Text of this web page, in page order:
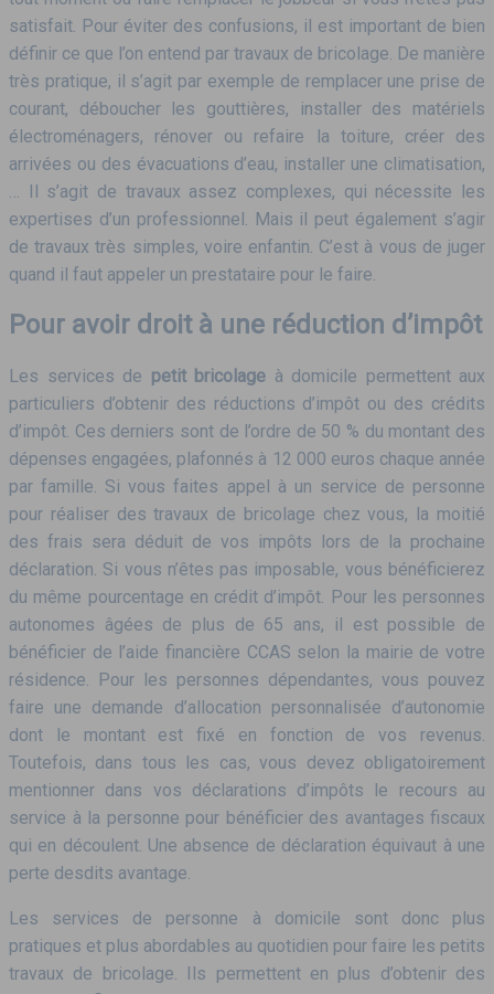
satisfait. Pour éviter des confusions, il est important de bien
définir ce que l’on entend par travaux de bricolage. De manière
très pratique, il s’agit par exemple de remplacer une prise de
courant, déboucher les gouttières, installer des matériels
électroménagers, rénover ou refaire la toiture, créer des
arrivées ou des évacuations d’eau, installer une climatisation,
… Il s’agit de travaux assez complexes, qui nécessite les
expertises d’un professionnel. Mais il peut également s’agir
de travaux très simples, voire enfantin. C’est à vous de juger
quand il faut appeler un prestataire pour le faire.
Pour avoir droit à une réduction d’impôt
Les services de petit bricolage à domicile permettent aux
particuliers d’obtenir des réductions d’impôt ou des crédits
d’impôt. Ces derniers sont de l’ordre de 50 % du montant des
dépenses engagées, plafonnés à 12 000 euros chaque année
par famille. Si vous faites appel à un service de personne
pour réaliser des travaux de bricolage chez vous, la moitié
des frais sera déduit de vos impôts lors de la prochaine
déclaration. Si vous n’êtes pas imposable, vous bénéficierez
du même pourcentage en crédit d’impôt. Pour les personnes
autonomes âgées de plus de 65 ans, il est possible de
bénéficier de l’aide financière CCAS selon la mairie de votre
résidence. Pour les personnes dépendantes, vous pouvez
faire une demande d’allocation personnalisée d’autonomie
dont le montant est fixé en fonction de vos revenus.
Toutefois, dans tous les cas, vous devez obligatoirement
mentionner dans vos déclarations d’impôts le recours au
service à la personne pour bénéficier des avantages fiscaux
qui en découlent. Une absence de déclaration équivaut à une
perte desdits avantage.
Les services de personne à domicile sont donc plus
pratiques et plus abordables au quotidien pour faire les petits
travaux de bricolage. Ils permettent en plus d’obtenir des